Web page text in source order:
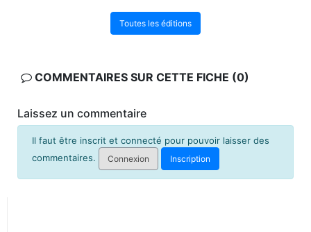
Toutes les éditions
COMMENTAIRES SUR CETTE FICHE (0)
Laissez un commentaire
Il faut être inscrit et connecté pour pouvoir laisser des
commentaires.
Connexion Inscription